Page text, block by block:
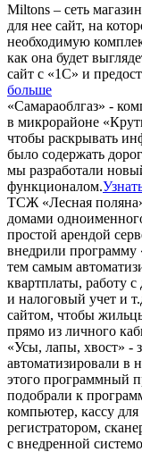
Miltons – сеть
для нее сайт, на
необходимую
как она будет
сайт с «1С» и
больше
«Самараоблгаз» -
в микрорайоне
чтобы раскрывать
было содержать
мы разработали
функционалом.
ТСЖ «Лесная поляна»
домами
простой арендой
внедрили
тем самым
квартплаты, работу
и налоговый учет и
сайтом, чтобы
прямо из личного
«Усы, лапы, хвост» -
автоматизировали в
этого программный
подобрали к
компьютер, кассу
регистратором,
с внедренной